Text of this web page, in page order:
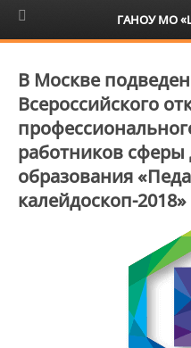
6+
В Москве
Всероссийского
работников
образования
калейдоскоп-2018»
ГАНОУ МО